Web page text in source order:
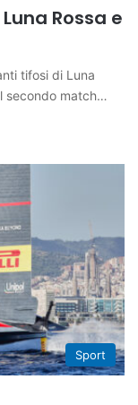
Rossa e
tifosi di Luna
secondo match…
Sport